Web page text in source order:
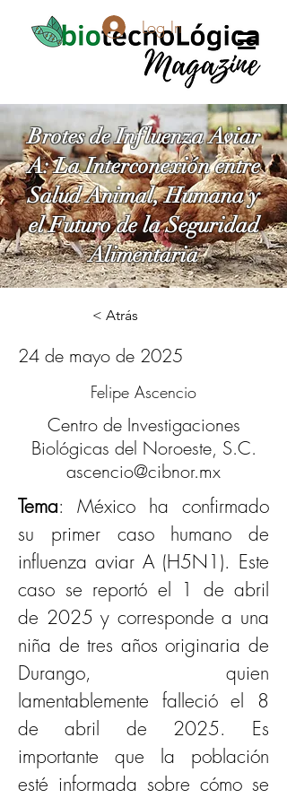
Log In
Brotes de Influenza Aviar
A: La Interconexión entre
Salud Animal, Humana y
el Futuro de la Seguridad
Alimentaria
< Atrás
24 de mayo de 2025
Felipe Ascencio
Centro de Investigaciones
Biológicas del Noroeste, S.C.
ascencio@cibnor.mx
Tema: México ha confirmado
su primer caso humano de
influenza aviar A (H5N1). Este
caso se reportó el 1 de abril
de 2025 y corresponde a una
niña de tres años originaria de
Durango, quien
lamentablemente falleció el 8
de abril de 2025. Es
importante que la población
esté informada sobre cómo se